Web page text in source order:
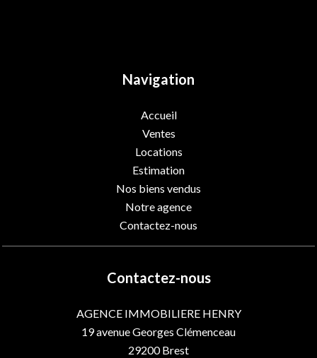
Navigation
Accueil
Ventes
Locations
Estimation
Nos biens vendus
Notre agence
Contactez-nous
Contactez-nous
AGENCE IMMOBILIERE HENRY
19 avenue Georges Clémenceau
29200Brest